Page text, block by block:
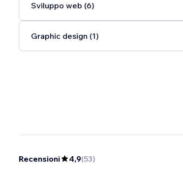
Sviluppo web (6)
Graphic design (1)
Recensioni 4,9(53)